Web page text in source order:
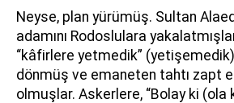
Neyse, plan yürümüş. Sultan
adamını Rodoslulara
“kâfirlere yetmedik”
dönmüş ve emaneten tahtı zapt
olmuşlar. Askerlere, “Bolay ki (ola